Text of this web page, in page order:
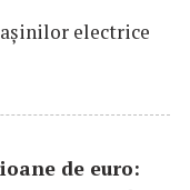
electrice
de euro: